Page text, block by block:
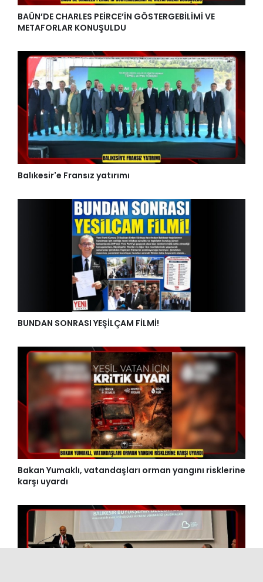
BAÜN’DE CHARLES PEİRCE’İN GÖSTERGEBİLİMİ VE
METAFORLAR KONUŞULDU
Balıkesir'e Fransız yatırımı
BUNDAN SONRASI YEŞİLÇAM FİLMİ!
Bakan Yumaklı, vatandaşları orman yangını risklerine
karşı uyardı